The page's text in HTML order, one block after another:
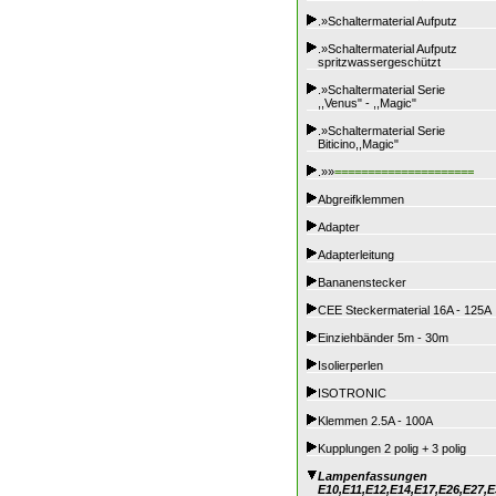
.»Schaltermaterial Aufputz
.»Schaltermaterial Aufputz
spritzwassergeschützt
.»Schaltermaterial Serie
,,Venus" - ,,Magic"
.»Schaltermaterial Serie
Biticino,,Magic"
.»»=====================
Abgreifklemmen
Adapter
Adapterleitung
Bananenstecker
CEE Steckermaterial 16A - 125A
Einziehbänder 5m - 30m
Isolierperlen
ISOTRONIC
Klemmen 2.5A - 100A
Kupplungen 2 polig + 3 polig
Lampenfassungen